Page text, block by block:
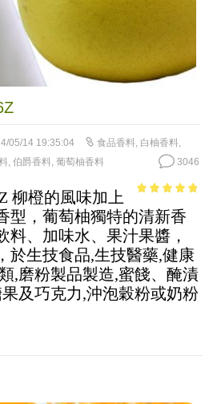
05/14 19:35:04 食品香料, 白柚香料,
, 伯爵香料, 葡萄柚香料 3046
5
柳橙的風味加上
型，葡萄柚獨特的清新香
料、加味水、果汁果醬，
於生技食品,生技醫藥,健康
,磨粉製品製造,蜜餞、醃漬
及巧克力,沖泡穀粉或奶粉